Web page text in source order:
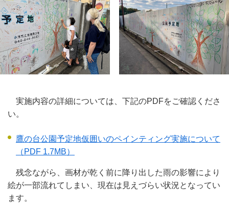
実施内容の詳細については、下記のPDFをご確認くださ
い。
鷹の台公園予定地仮囲いのペインティング実施について
（PDF 1.7MB）
残念ながら、画材が乾く前に降り出した雨の影響により
絵が一部流れてしまい、現在は見えづらい状況となってい
ます。